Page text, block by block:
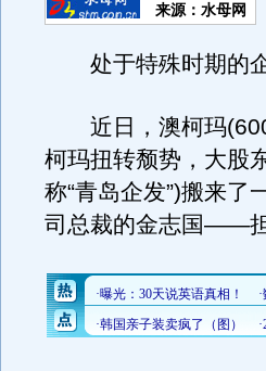
来源：水母网
处于特殊时期的企
近日，澳柯玛
柯玛扭转颓势，大股
称“青岛企发”)搬来
司总裁的金志国——担